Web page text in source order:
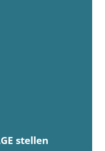
stellen